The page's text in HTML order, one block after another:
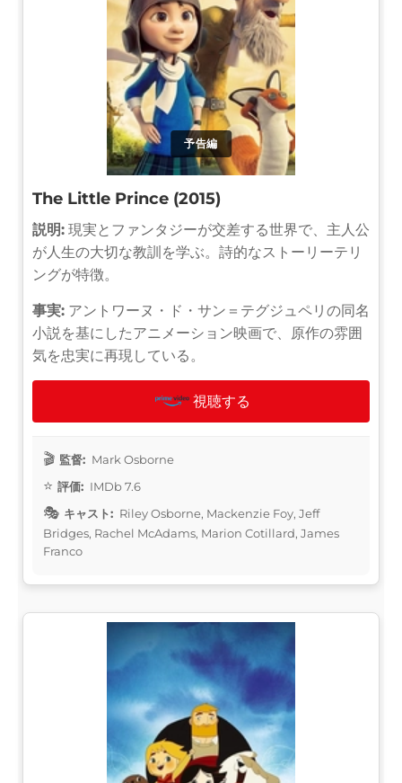
予告編
The Little Prince (2015)
説明: 現実とファンタジーが交差する世界で、主人公
が人生の大切な教訓を学ぶ。詩的なストーリーテリ
ングが特徴。
事実: アントワーヌ・ド・サン＝テグジュペリの同名
小説を基にしたアニメーション映画で、原作の雰囲
気を忠実に再現している。
視聴する
監督: Mark Osborne
評価: IMDb 7.6
キャスト: Riley Osborne, Mackenzie Foy, Jeff
Bridges, Rachel McAdams, Marion Cotillard, James
Franco